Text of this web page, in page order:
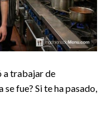
a trabajar de
fue? Si te ha pasado,